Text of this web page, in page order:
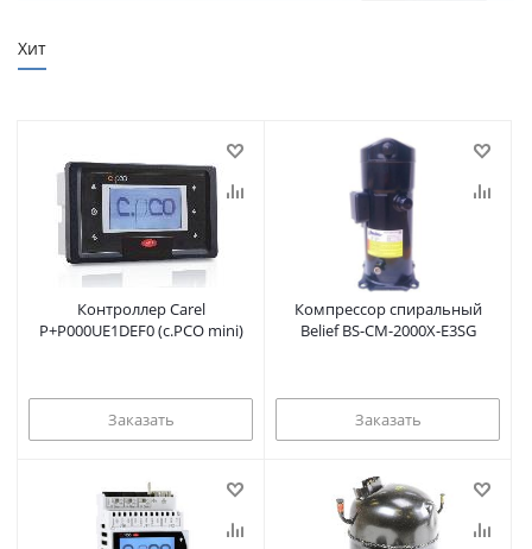
Хит
Контроллер Carel
P+P000UE1DEF0 (c.PCO mini)
Заказать
Компрессор спиральный
Belief BS-CM-2000X-E3SG
Заказать